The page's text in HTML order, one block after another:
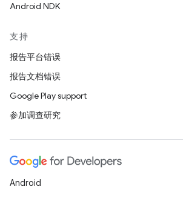
Android NDK
支持
报告平台错误
报告文档错误
Google Play support
参加调查研究
Android